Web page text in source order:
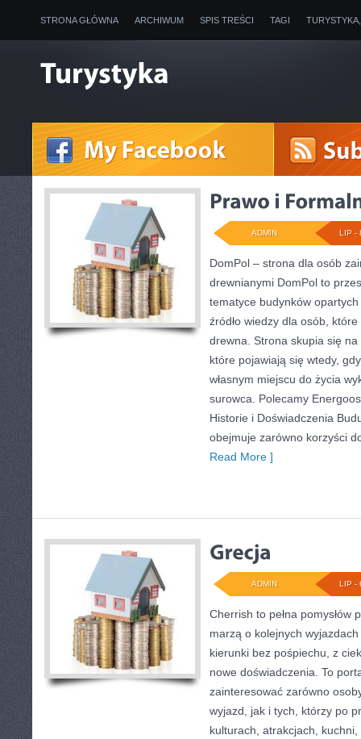
STRONA GŁÓWNA ARCHIWUM SPIS TREŚCI TAGI
LIP -
ADMIN
DomPol – strona dla osób
drewnianymi DomPol to
tematyce budynków
źródło wiedzy dla osób,
drewna. Strona skupia się
które pojawiają się wtedy,
własnym miejscu do życia
surowca. Polecamy
Historie i Doświadczenia
obejmuje zarówno korzyści
Read More ]
LIP -
ADMIN
Cherrish to pełna pomysłów
marzą o kolejnych
kierunki bez pośpiechu, z
nowe doświadczenia. To
zainteresować zarówno
wyjazd, jak i tych, którzy po
kulturach, atrakcjach,